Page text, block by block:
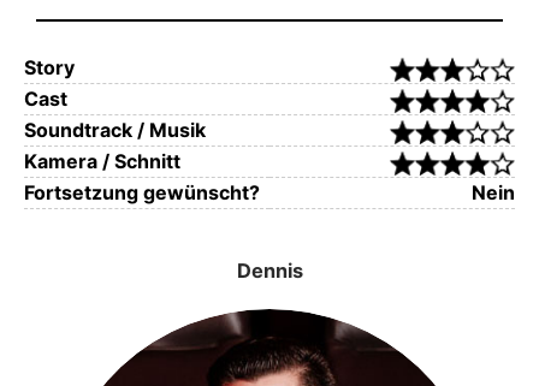
Story
Cast
Soundtrack / Musik
Kamera / Schnitt
Fortsetzung gewünscht?
Nein
Dennis